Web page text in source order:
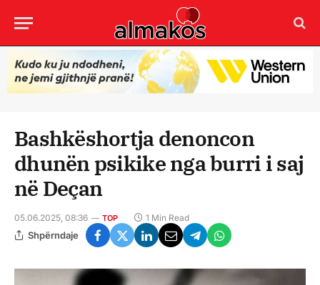
Bashkëshortja denoncon
dhunën psikike nga burri i saj
në Deçan
05.06.2025, 08:36 TOP 1 Min Read
Shpërndaje